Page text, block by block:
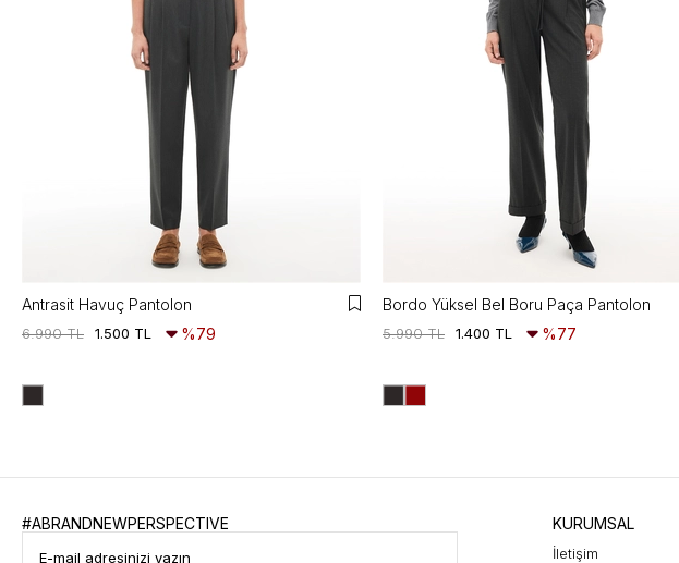
Antrasit Havuç Pantolon
1.500 TL
6.990 TL %79
Bordo Yüksel Bel Boru Paça Pantolon
1.400 TL
5.990 TL %77
#ABRANDNEWPERSPECTIVE KURUMSAL
İletişim